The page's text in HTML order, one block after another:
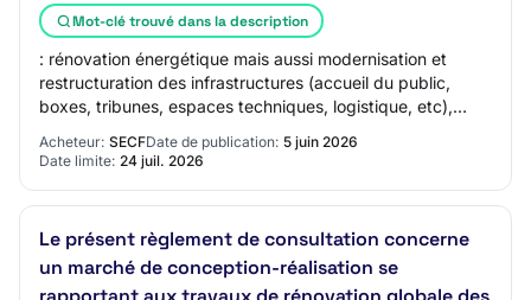
Mot-clé trouvé dans la description
: rénovation énergétique mais aussi modernisation et
restructuration des infrastructures (accueil du public,
boxes, tribunes, espaces techniques, logistique, etc),
Acheteur: SECFDate de publication: 5 juin 2026
Date limite: 24 juil. 2026
Le présent règlement de consultation concerne
un marché de conception-réalisation se